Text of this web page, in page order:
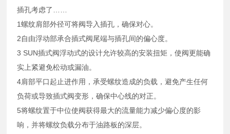
插孔考虑了……
1螺纹肩部外径可将阀导入插孔，确保对心。
2自由浮动部承合插式阀尾端与插孔间的偏心度。
3 SUN插式阀浮动式的设计允许较高的安装扭矩，使阀更能确
实上紧避免松动或漏油。
4肩部平口起止进作用，承受螺纹造成的负载，避免产生任何
负荷或导致插式阀变形，确保中心线的对正。
5将螺纹置于中位使阀获得最大的流量能力减少偏心度的影
响，并将螺纹负载分布于油路板的深层。